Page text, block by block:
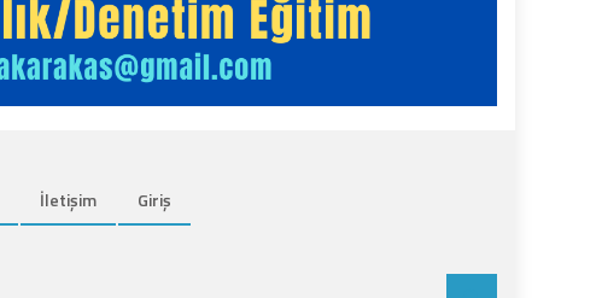
İletişim
Giriş